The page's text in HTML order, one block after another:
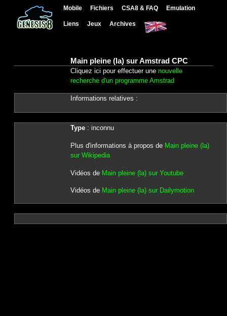
Mobile Fichiers CSA8 & FAQ Emulation
Liens Jeux Archives
Main pleine (la) sur Amstrad CPC
Cliquez ici pour effectuer une nouvelle
recherche d'un programme Amstrad
Informations relatives :
Type: inconnu
Plus d'informations à propos de Main pleine (la)
sur Wikipedia
Vidéos de Main pleine (la) sur Youtube
Vidéos de Main pleine (la) sur Dailymotion